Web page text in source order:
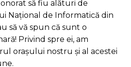
să fiu alături de
Național de Informatică din
să vă spun că sunt o
Privind spre ei, am
orașului nostru și al acestei